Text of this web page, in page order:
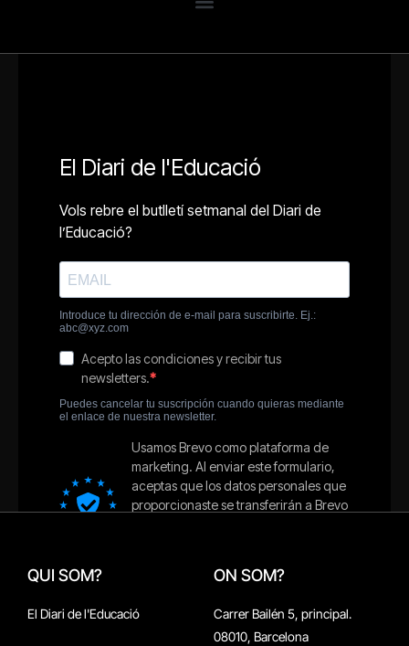
QUI SOM?
El Diari de l'Educació
ON SOM?
Carrer Bailén 5, principal.
08010, Barcelona